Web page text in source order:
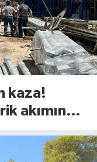
kaza!
akımına